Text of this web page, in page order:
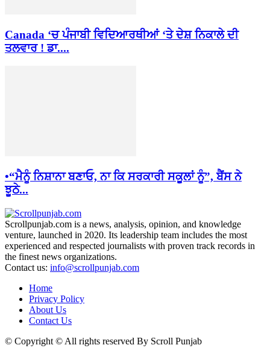
Canada ‘ਚ ਪੰਜਾਬੀ ਵਿਦਿਆਰਥੀਆਂ ‘ਤੇ ਦੇਸ਼ ਨਿਕਾਲੇ ਦੀ
ਤਲਵਾਰ ! ਡਾ....
•“ਮੈਨੂੰ ਨਿਸ਼ਾਨਾ ਬਣਾਓ, ਨਾ ਕਿ ਸਰਕਾਰੀ ਸਕੂਲਾਂ ਨੂੰ”, ਬੈਂਸ ਨੇ
ਝੂਠੇ...
Scrollpunjab.com is a news, analysis, opinion, and knowledge
venture, launched in 2020. Its leadership team includes the most
experienced and respected journalists with proven track records in
the finest news organizations.
Contact us: info@scrollpunjab.com
Home
Privacy Policy
About Us
Contact Us
© Copyright © All rights reserved By Scroll Punjab